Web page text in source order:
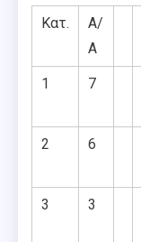
Κατ.
Α/
Α
1 7
2 6
3 3